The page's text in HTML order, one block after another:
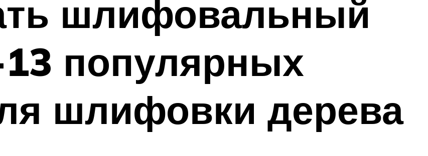
шлифовальный
популярных
шлифовки дерева